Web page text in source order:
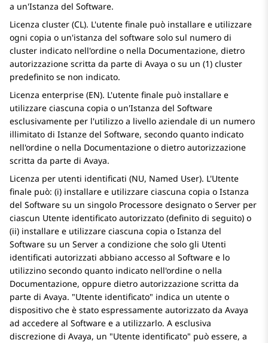
a un'Istanza del Software.
Licenza cluster (CL). L'utente finale può installare e utilizzare
ogni copia o un'istanza del software solo sul numero di
cluster indicato nell'ordine o nella Documentazione, dietro
autorizzazione scritta da parte di Avaya o su un (1) cluster
predefinito se non indicato.
Licenza enterprise (EN). L'utente finale può installare e
utilizzare ciascuna copia o un'Istanza del Software
esclusivamente per l'utilizzo a livello aziendale di un numero
illimitato di Istanze del Software, secondo quanto indicato
nell'ordine o nella Documentazione o dietro autorizzazione
scritta da parte di Avaya.
Licenza per utenti identificati (NU, Named User). L'Utente
finale può: (i) installare e utilizzare ciascuna copia o Istanza
del Software su un singolo Processore designato o Server per
ciascun Utente identificato autorizzato (definito di seguito) o
(ii) installare e utilizzare ciascuna copia o Istanza del
Software su un Server a condizione che solo gli Utenti
identificati autorizzati abbiano accesso al Software e lo
utilizzino secondo quanto indicato nell'ordine o nella
Documentazione, oppure dietro autorizzazione scritta da
parte di Avaya. Utente identificato indica un utente o
dispositivo che è stato espressamente autorizzato da Avaya
ad accedere al Software e a utilizzarlo. A esclusiva
discrezione di Avaya, un Utente identificato può essere, a